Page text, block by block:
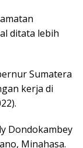
ditata lebih
Sumatera
kerja di
Dondokambey
Minahasa.